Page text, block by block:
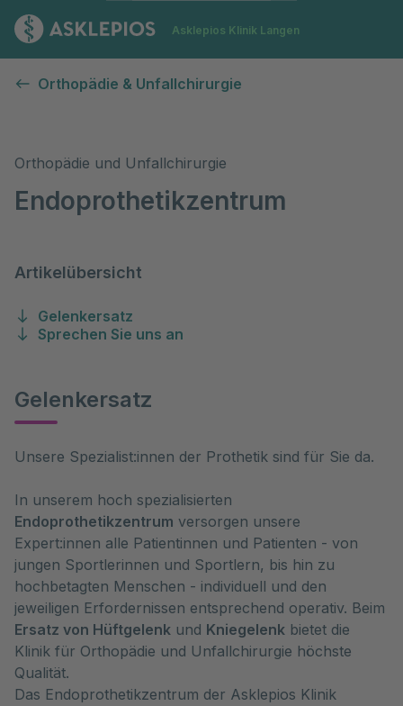
Zur Startseite
Asklepios Klinik Langen
Orthopädie & Unfallchirurgie
Orthopädie und Unfallchirurgie
Endoprothetikzentrum
Artikelübersicht
Gelenkersatz
Sprechen Sie uns an
Gelenkersatz
Unsere Spezialist:innen der Prothetik sind für Sie da.
In unserem hoch spezialisierten
Endoprothetikzentrum versorgen unsere
Expert:innen alle Patientinnen und Patienten - von
jungen Sportlerinnen und Sportlern, bis hin zu
hochbetagten Menschen - individuell und den
jeweiligen Erfordernissen entsprechend operativ. Beim
Ersatz von Hüftgelenk und Kniegelenk bietet die
Klinik für Orthopädie und Unfallchirurgie höchste
Qualität.
Das Endoprothetikzentrum der Asklepios Klinik